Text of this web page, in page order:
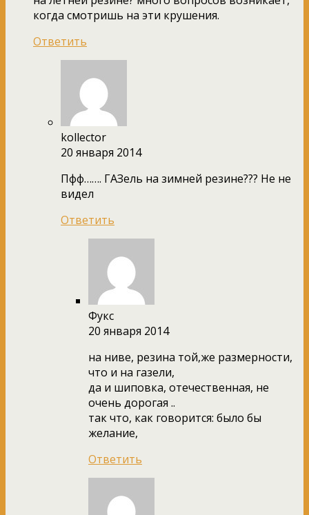
когда смотришь на эти крушения.
Ответить
kollector
20 января 2014
Пфф……. ГАЗель на зимней резине??? Не не
видел
Ответить
Фукс
20 января 2014
на ниве, резина той,же размерности,
что и на газели,
да и шиповка, отечественная, не
очень дорогая ..
так что, как говорится: было бы
желание,
Ответить